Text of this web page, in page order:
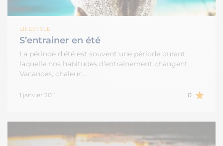
LIFESTYLE
S’entrainer en été
La période d'été est souvent une période durant
laquelle nos habitudes d'entrainement changent.
Vacances, chaleur,…
1 janvier 2011 0